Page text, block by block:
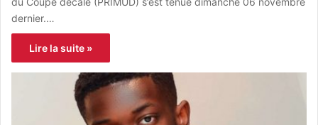
dernier.…
Lire la suite »